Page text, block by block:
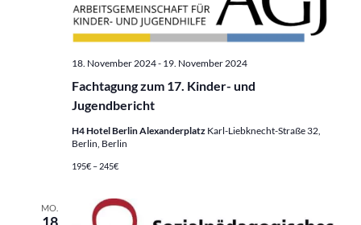
Fachtagung zum 17. Kinder- und
Jugendbericht
18. November 2024- 19. November 2024
H4 Hotel Berlin Alexanderplatz Karl-Liebknecht-Straße 32,
Berlin, Berlin
195€ – 245€
MO.
18